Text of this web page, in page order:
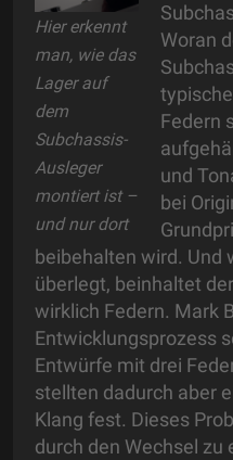
Hier erkennt
man, wie das
Lager auf
dem
Subchassis-
Ausleger
montiert ist –
und nur dort
Woran
Federn
und
bei
beibehalten wird. Und
überlegt, beinhaltet
wirklich Federn. Mark
Entwicklungsprozess
Entwürfe mit drei
stellten dadurch aber
Klang fest. Dieses
durch den Wechsel